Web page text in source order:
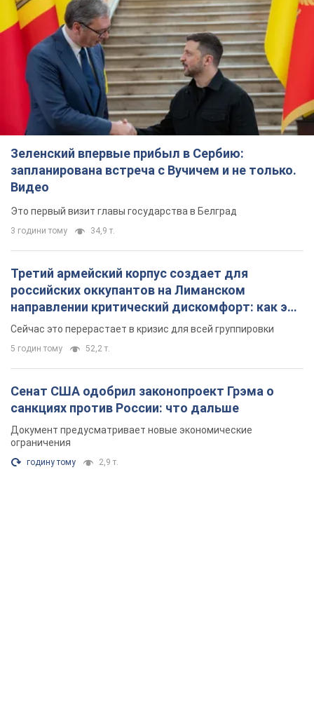
Зеленский впервые прибыл в Сербию:
запланирована встреча с Вучичем и не только.
Видео
Это первый визит главы государства в Белград
3 години тому 34,9 т.
Третий армейский корпус создает для
российских оккупантов на Лиманском
направлении критический дискомфорт: как это
удалось
Сейчас это перерастает в кризис для всей группировки
5 годин тому 52,2 т.
Сенат США одобрил законопроект Грэма о
санкциях против России: что дальше
Документ предусматривает новые экономические
ограничения
годину тому 2,9 т.